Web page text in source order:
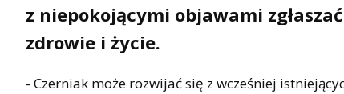
z niepokojącymi objawami
zdrowie i życie.
- Czerniak może rozwijać się z wcześniej